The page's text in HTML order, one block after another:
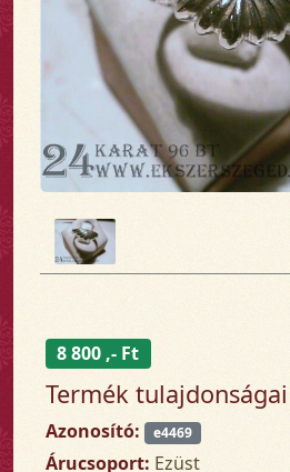
8 800 ,- Ft
Termék tulajdonságai
Azonosító: e4469
Árucsoport: Ezüst